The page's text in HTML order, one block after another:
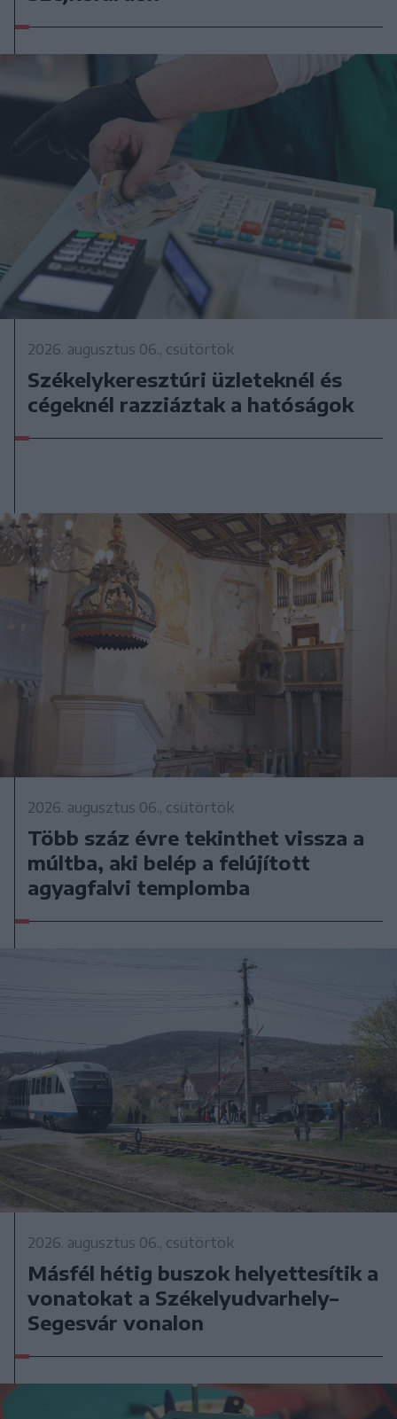
2026. augusztus 06., csütörtök
Székelykeresztúri üzleteknél és
cégeknél razziáztak a hatóságok
2026. augusztus 06., csütörtök
Több száz évre tekinthet vissza a
múltba, aki belép a felújított
agyagfalvi templomba
2026. augusztus 06., csütörtök
Másfél hétig buszok helyettesítik a
vonatokat a Székelyudvarhely–
Segesvár vonalon